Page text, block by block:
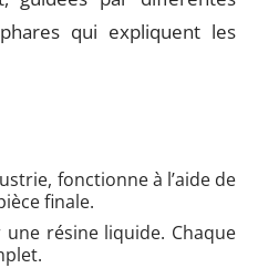
qui expliquent les
fonctionne à l’aide de
finale.
résine liquide. Chaque